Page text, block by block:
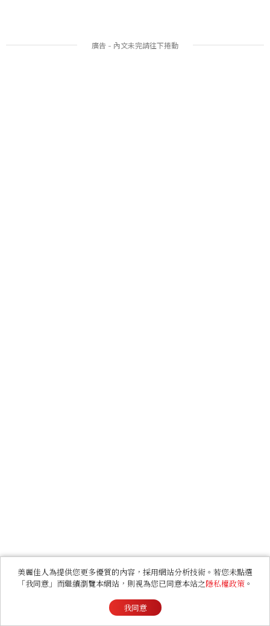
美麗佳人為提供您更多優質的內容，採用網站分析技術。若您未點選
「我同意」而繼續瀏覽本網站，則視為您已同意本站之隱私權政策 。
我同意